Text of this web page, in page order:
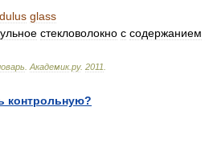
glass
стекловолокно с содержанием
Академик.ру. 2011
контрольную?